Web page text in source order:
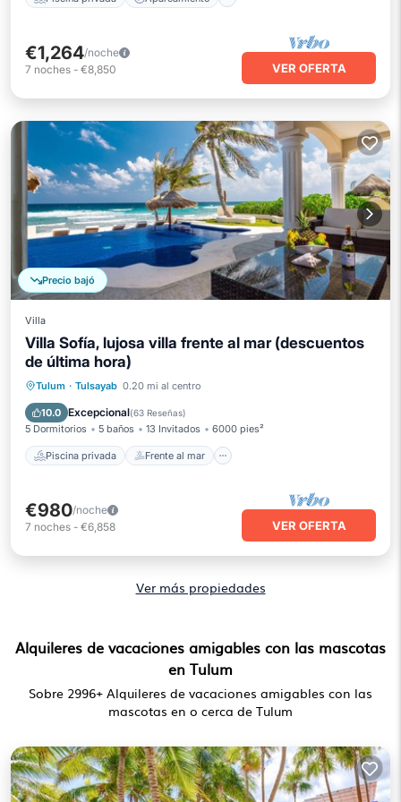
€1,264/noche
7 noches - €8,850 VER OFERTA
Precio bajó
Villa
Villa Sofía, lujosa villa frente al mar (descuentos
de última hora)
Tulum · Tulsayab 0.20 mi al centro
10.0 Excepcional(63 Reseñas)
5 Dormitorios 5 baños 13 Invitados 6000 pies²
Piscina privada Frente al mar
Piscina privada
Frente al mar
Aparcamiento
€980/noche
7 noches - €6,858 VER OFERTA
Ver más propiedades
Alquileres de vacaciones amigables con las mascotas
en Tulum
Sobre 2996+ Alquileres de vacaciones amigables con las
mascotas en o cerca de Tulum